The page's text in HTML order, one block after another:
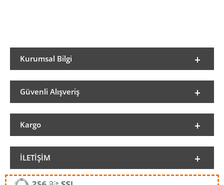
Kurumsal Bilgi
Güvenli Alışveriş
Kargo
İLETIŞIM